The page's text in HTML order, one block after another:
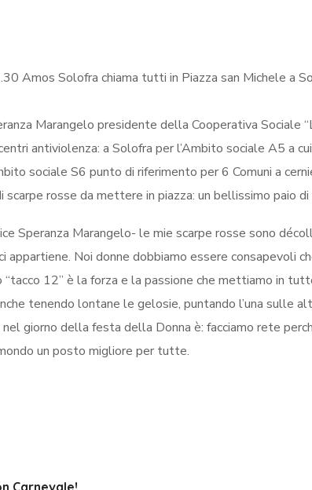
Amos Solofra chiama tutti in Piazza san Michele a
Marangelo presidente della Cooperativa Sociale
antiviolenza: a Solofra per l’Ambito sociale A5 a
sociale S6 punto di riferimento per 6 Comuni a
scarpe rosse da mettere in piazza: un bellissimo paio
Speranza Marangelo- le mie scarpe rosse sono
appartiene. Noi donne dobbiamo essere consapevoli
12” è la forza e la passione che mettiamo in
tenendo lontane le gelosie, puntando l’una sulle
giorno della festa della Donna è: facciamo rete
un posto migliore per tutte.
Carnevale!